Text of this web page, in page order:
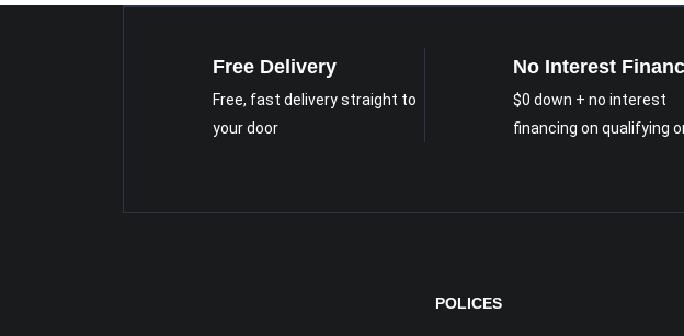
Free Delivery
Free, fast delivery straight to
your door
No Interest
$0 down + no interest
financing on qualifying
POLICES